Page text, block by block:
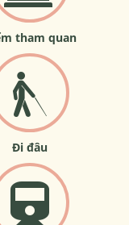
tham quan
Đi đâu